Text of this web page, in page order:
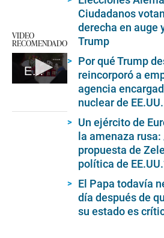
VIDEO
RECOMENDADO
El papa Francisco, hospitalizado, sigue en “estado crítico” tras una crisis asmática
Ciudadanos
derecha en auge
Trump
Por qué Trump
reincorporó a
agencia
nuclear de EE.UU.
Un ejército de
la amenaza rusa:
propuesta de
política de
El Papa todavía
día después de
su estado es